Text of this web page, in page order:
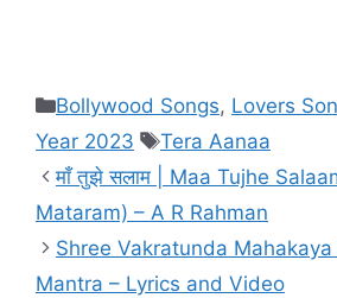
Categories
Bollywood Songs, Lovers
Year 2023
Tags
Tera Aanaa
माँ तुझे सलाम | Maa Tujhe
Mataram) – A R Rahman
Shree Vakratunda
Mantra – Lyrics and Video